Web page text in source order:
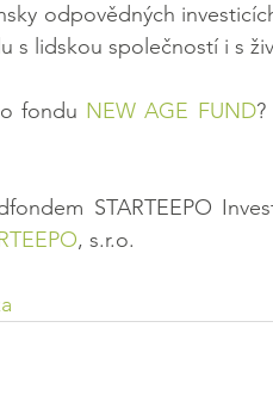
odpovědných
s lidskou společností i s
fondu NEW AGE FUND?
STARTEEPO
, s.r.o.